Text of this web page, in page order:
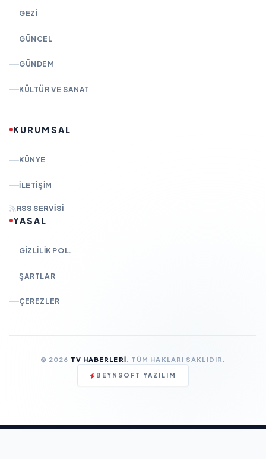
GEZI
GÜNCEL
GÜNDEM
KÜLTÜR VE SANAT
KURUMSAL
KÜNYE
İLETIŞIM
RSS SERVISI
YASAL
GIZLILIK POL.
ŞARTLAR
ÇEREZLER
© 2026 TV HABERLERI. TÜM HAKLARI SAKLIDIR.
BEYNSOFT YAZILIM